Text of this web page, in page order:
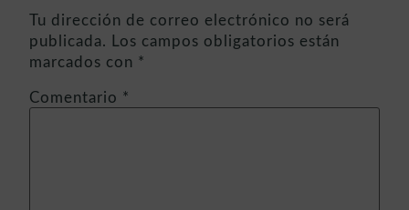
Tu dirección de correo electrónico no será
publicada.
Los campos obligatorios están
marcados con *
Comentario *